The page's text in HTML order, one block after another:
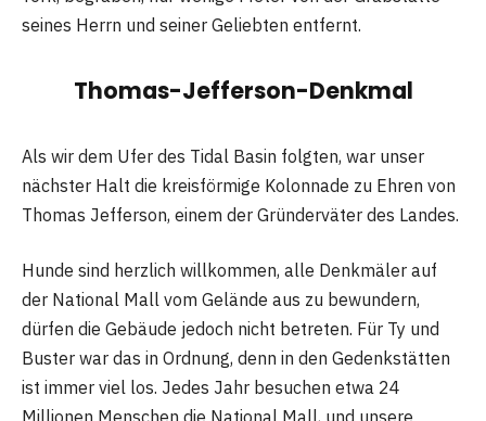
seines Herrn und seiner Geliebten entfernt.
Thomas-Jefferson-Denkmal
Als wir dem Ufer des Tidal Basin folgten, war unser
nächster Halt die kreisförmige Kolonnade zu Ehren von
Thomas Jefferson, einem der Gründerväter des Landes.
Hunde sind herzlich willkommen, alle Denkmäler auf
der National Mall vom Gelände aus zu bewundern,
dürfen die Gebäude jedoch nicht betreten. Für Ty und
Buster war das in Ordnung, denn in den Gedenkstätten
ist immer viel los. Jedes Jahr besuchen etwa 24